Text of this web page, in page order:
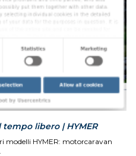
tempo libero | HYMER
modelli HYMER: motorcaravan